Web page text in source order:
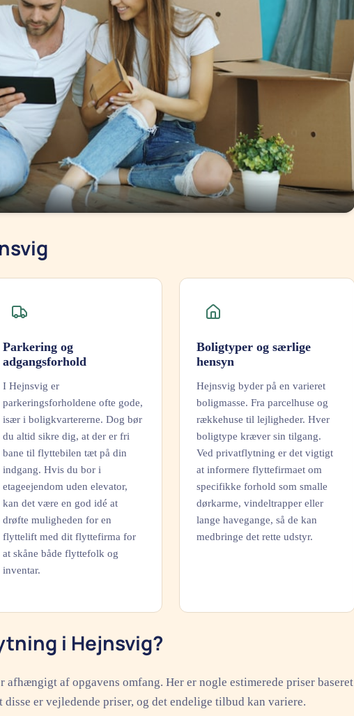
Parkering og
adgangsforhold
I Hejnsvig er
parkeringsforholdene ofte gode,
især i boligkvartererne. Dog bør
du altid sikre dig, at der er fri
bane til flyttebilen tæt på din
indgang. Hvis du bor i
etageejendom uden elevator,
kan det være en god idé at
drøfte muligheden for en
flyttelift med dit flyttefirma for
at skåne både flyttefolk og
inventar.
Boligtyper og særlige
hensyn
Hejnsvig byder på en varieret
boligmasse. Fra parcelhuse og
rækkehuse til lejligheder. Hver
boligtype kræver sin tilgang.
Ved privatflytning er det vigtigt
at informere flyttefirmaet om
specifikke forhold som smalle
dørkarme, vindeltrapper eller
lange havegange, så de kan
medbringe det rette udstyr.
i Hejnsvig?
af opgavens omfang. Her er nogle estimerede priser baseret
er vejledende priser, og det endelige tilbud kan variere.